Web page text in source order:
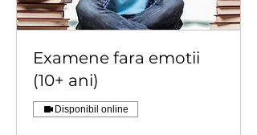
Examene fara emotii
(10+ ani)
Disponibil online